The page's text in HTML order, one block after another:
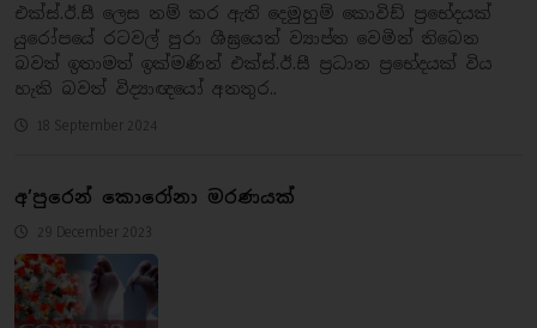
එක්ස්.ඊ.සී ලෙස නම් කර ඇති දෙමුහුම් කොවිඩ් ප්‍රභේදයක්
යුරෝපයේ රටවල් පුරා ශීඝ්‍රයෙන් ව්‍යාප්ත වෙමින් තිබෙන
බවත් ඉතාමත් ඉක්මණින් එක්ස්.ඊ.සී ප්‍රධාන ප්‍රභේදයක් විය
හැකි බවත් විද්‍යාඥයෝ අනතුර..
18 September 2024
අ’පුරෙන් කොරෝනා මරණයක්
29 December 2023